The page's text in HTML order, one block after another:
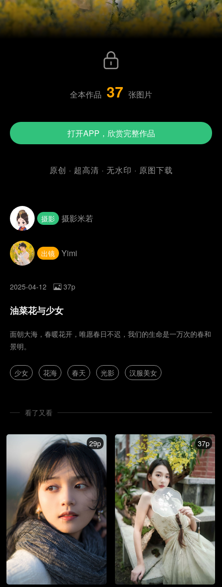
全本作品 37 张图片
打开APP，欣赏完整作品
原创 · 超高清 · 无水印 · 原图下载
摄影 摄影米若
出镜 Yimi
2025-04-12 37p
油菜花与少女
面朝大海，春暖花开，唯愿春日不迟，我们的生命是一万次的春和
景明。
少女 花海 春天 光影 汉服美女
看了又看
29p 37p